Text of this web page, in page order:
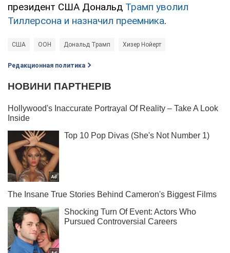
президент США Дональд Трамп уволил
Тиллерсона и назначил преемника.
США ООН Дональд Трамп Хизер Нойерт
Редакционная политика